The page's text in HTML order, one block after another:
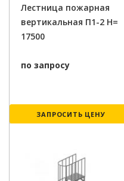
Лестница пожарная
вертикальная П1-2 H=
17500
по запросу
ЗАПРОСИТЬ ЦЕНУ